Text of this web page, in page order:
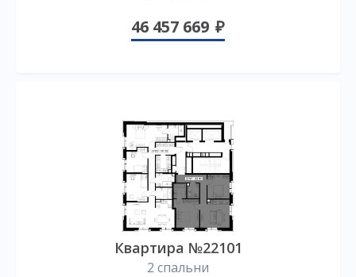
46 457 669
Квартира №22101
2 спальни